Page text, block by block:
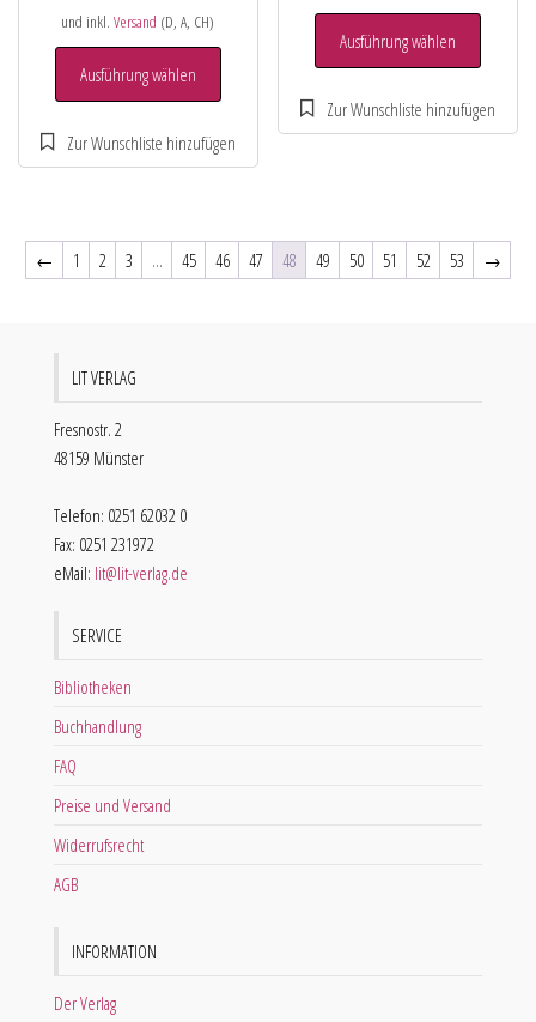
und inkl.Versand (D, A, CH)
Ausführung wählen
Ausführung wählen
← 1 2 3 … 45 46 47 48 49 50 51 52 53 →
LIT VERLAG
Fresnostr. 2
48159 Münster
Telefon: 0251 62032 0
Fax: 0251 231972
eMail: lit@lit-verlag.de
SERVICE
Bibliotheken
Buchhandlung
FAQ
Preise und Versand
Widerrufsrecht
AGB
INFORMATION
Der Verlag